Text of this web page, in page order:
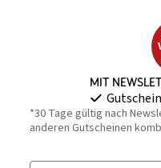
Mit
*30 Tage gültig nach
anderen Gutscheinen